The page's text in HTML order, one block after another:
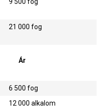
21 000fog
Ár
6 500fog
12 000alkalom